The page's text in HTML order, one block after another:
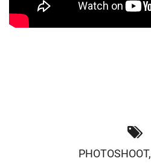
PHOTOSHOOT,